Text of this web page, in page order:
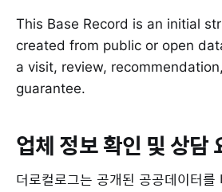
This Base Record is an initial
created from public or open
a visit, review,
guarantee.
업체 정보 확인 및 상담
더로컬로그는 공개된 공공데이터를